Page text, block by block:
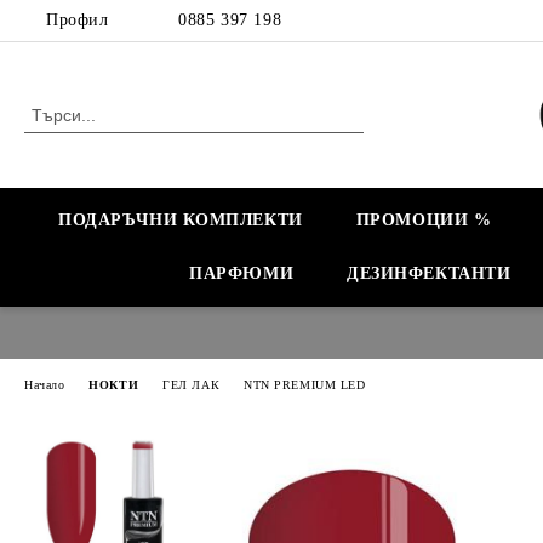
Профил 0885 397 198
ПОДАРЪЧНИ КОМПЛЕКТИ ПРОМОЦИИ %
ПАРФЮМИ ДЕЗИНФЕКТАНТИ
Начало НОКТИ ГЕЛ ЛАК NTN PREMIUM LED